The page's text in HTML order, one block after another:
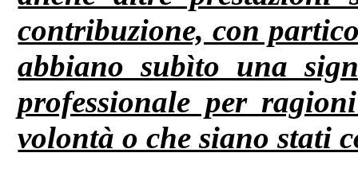
contribuzione, con
abbiano subìto una
professionale per
volontà o che siano stati